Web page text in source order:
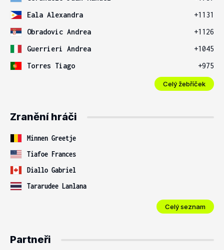
Eala Alexandra
+1131
Obradovic Andrea
+1126
Guerrieri Andrea
+1045
Torres Tiago
+975
Celý žebříček
Zranění hráči
Minnen Greetje
Tiafoe Frances
Diallo Gabriel
Tararudee Lanlana
Celý seznam
Partneři